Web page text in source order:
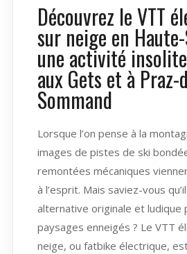
Découvrez le VTT
sur neige en
une activité
aux Gets et à Praz-
Sommand
Lorsque l’on pense à la
images de pistes de ski
remontées mécaniques
à l’esprit. Mais saviez-vous
alternative originale et ludique
paysages enneigés ? Le VTT
neige, ou fatbike électrique,